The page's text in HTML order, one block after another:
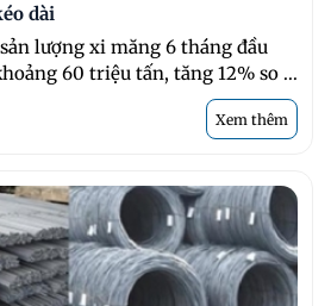
dài
lượng xi măng 6 tháng đầu
60 triệu tấn, tăng 12% so ...
Xem thêm